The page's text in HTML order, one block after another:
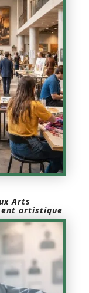
Arts
artistique